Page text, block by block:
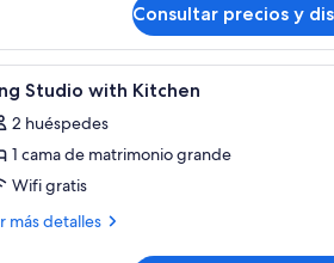
Consultar precios y
escritorio Ropa de cama
5 Studio with Kitchen
2 huéspedes
1 cama de matrimonio grande
Wifi gratis
más detalles